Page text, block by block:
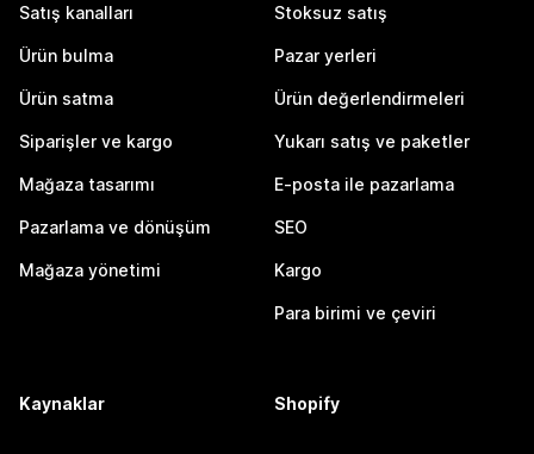
Satış kanalları
Ürün bulma
Ürün satma
Siparişler ve kargo
Mağaza tasarımı
Pazarlama ve dönüşüm
Mağaza yönetimi
Stoksuz satış
Pazar yerleri
Ürün değerlendirmeleri
Yukarı satış ve paketler
E-posta ile pazarlama
SEO
Kargo
Para birimi ve çeviri
Kaynaklar Shopify